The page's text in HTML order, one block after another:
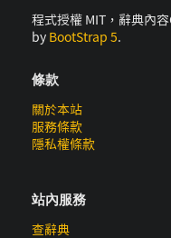
程式授權 MIT，辭典內
by BootStrap 5.
條款
關於本站
服務條款
隱私權條款
站內服務
查辭典